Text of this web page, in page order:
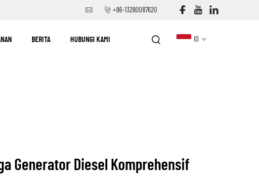
+86-13280087620
BERITA HUBUNGI KAMI ID
Generator Diesel Komprehensif